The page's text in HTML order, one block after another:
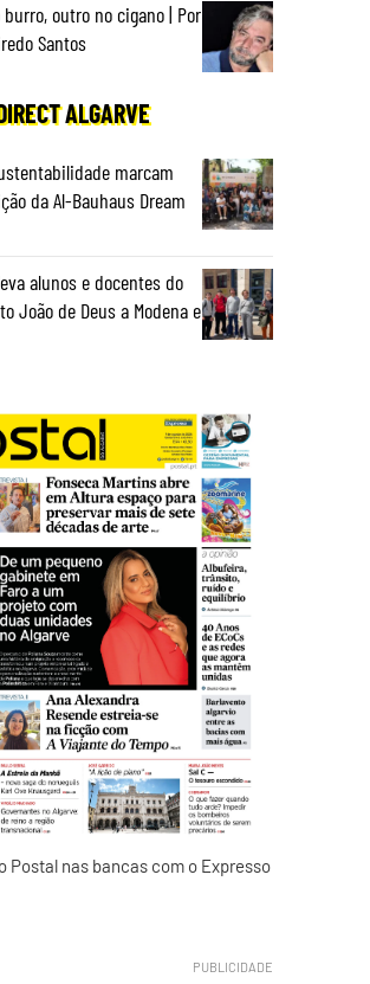
outro no cigano | Por
Santos
ALGARVE
marcam
da Al-Bauhaus Dream
alunos e docentes do
João de Deus a Modena e
Postal nas bancas com o Expresso